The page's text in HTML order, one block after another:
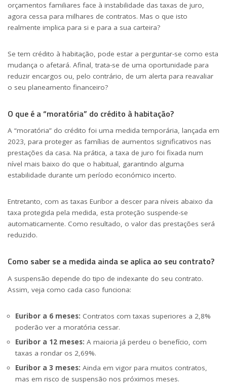
orçamentos familiares face à instabilidade das taxas de juro,
agora cessa para milhares de contratos. Mas o que isto
realmente implica para si e para a sua carteira?
Se tem crédito à habitação, pode estar a perguntar-se como esta
mudança o afetará. Afinal, trata-se de uma oportunidade para
reduzir encargos ou, pelo contrário, de um alerta para reavaliar
o seu planeamento financeiro?
O que é a “moratória” do crédito à habitação?
A “moratória” do crédito foi uma medida temporária, lançada em
2023, para proteger as famílias de aumentos significativos nas
prestações da casa. Na prática, a taxa de juro foi fixada num
nível mais baixo do que o habitual, garantindo alguma
estabilidade durante um período económico incerto.
Entretanto, com as taxas Euribor a descer para níveis abaixo da
taxa protegida pela medida, esta proteção suspende-se
automaticamente. Como resultado, o valor das prestações será
reduzido.
Como saber se a medida ainda se aplica ao seu contrato?
A suspensão depende do tipo de indexante do seu contrato.
Assim, veja como cada caso funciona:
Euribor a 6 meses: Contratos com taxas superiores a 2,8%
poderão ver a moratória cessar.
Euribor a 12 meses: A maioria já perdeu o benefício, com
taxas a rondar os 2,69%.
Euribor a 3 meses: Ainda em vigor para muitos contratos,
mas em risco de suspensão nos próximos meses.